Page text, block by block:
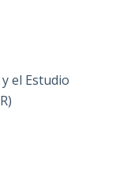
el Estudio